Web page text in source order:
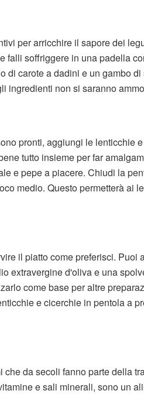
per arricchire il sapore dei
falli soffriggere in una padella
di carote a dadini e un gambo di
ingredienti non si saranno
pronti, aggiungi le lenticchie
tutto insieme per far
e pepe a piacere. Chiudi la
medio. Questo permetterà ai
il piatto come preferisci. Puoi
extravergine d'oliva e una
come base per altre
e cicerchie in pentola a
da secoli fanno parte della
e sali minerali, sono un